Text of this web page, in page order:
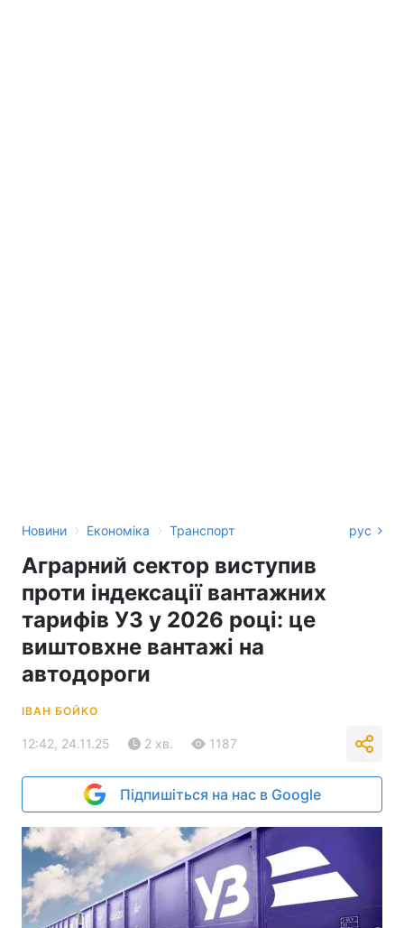
Новини › Економіка › Транспорт рус
Аграрний сектор виступив
проти індексації вантажних
тарифів УЗ у 2026 році: це
виштовхне вантажі на
автодороги
ІВАН БОЙКО
12:42, 24.11.25 2 хв. 1187
Підпишіться на нас в Google